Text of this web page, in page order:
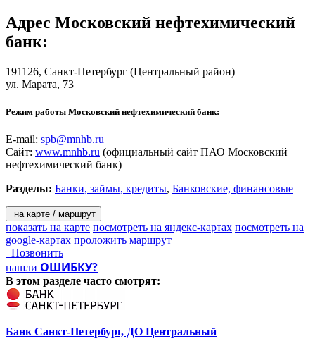
Адрес Московский нефтехимический
банк:
191126, Санкт-Петербург (Центральный район)
ул. Марата, 73
Режим работы Московский нефтехимический банк:
E-mail: spb@mnhb.ru
Сайт: www.mnhb.ru (официальный сайт ПАО Московский
нефтехимический банк)
Разделы: Банки, займы, кредиты, Банковские, финансовые
на карте / маршрут
показать на карте посмотреть на яндекс-картах посмотреть на
google-картах проложить маршрут
Позвонить
нашли ОШИБКУ?
В этом разделе часто смотрят:
Банк Санкт-Петербург, ДО Центральный